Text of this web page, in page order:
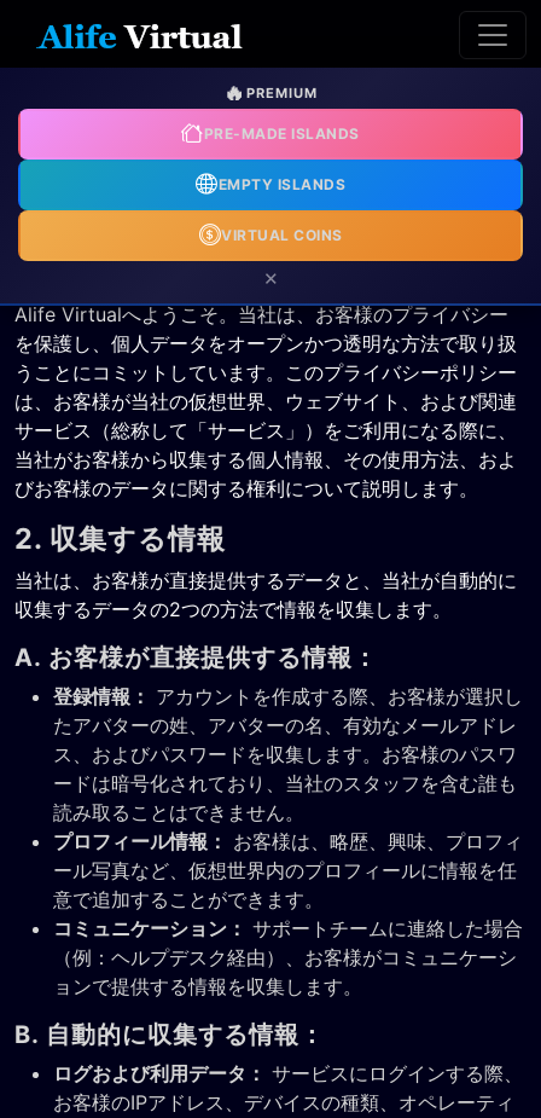
🔥 PREMIUM
PRE-MADE ISLANDS
EMPTY ISLANDS
VIRTUAL COINS
×
ALIFE VIRTUAL プライバシー
ポリシー
最終更新日：
1. はじめに
Alife Virtualへようこそ。当社は、お客様のプライバシー
を保護し、個人データをオープンかつ透明な方法で取り扱
うことにコミットしています。このプライバシーポリシー
は、お客様が当社の仮想世界、ウェブサイト、および関連
サービス（総称して「サービス」）をご利用になる際に、
当社がお客様から収集する個人情報、その使用方法、およ
びお客様のデータに関する権利について説明します。
2. 収集する情報
当社は、お客様が直接提供するデータと、当社が自動的に
収集するデータの2つの方法で情報を収集します。
A. お客様が直接提供する情報：
登録情報： アカウントを作成する際、お客様が選択し
たアバターの姓、アバターの名、有効なメールアドレ
ス、およびパスワードを収集します。お客様のパスワ
ードは暗号化されており、当社のスタッフを含む誰も
読み取ることはできません。
プロフィール情報： お客様は、略歴、興味、プロフィ
ール写真など、仮想世界内のプロフィールに情報を任
意で追加することができます。
コミュニケーション： サポートチームに連絡した場合
（例：ヘルプデスク経由）、お客様がコミュニケーシ
ョンで提供する情報を収集します。
B. 自動的に収集する情報：
ログおよび利用データ： サービスにログインする際、
お客様のIPアドレス、デバイスの種類、オペレーティ